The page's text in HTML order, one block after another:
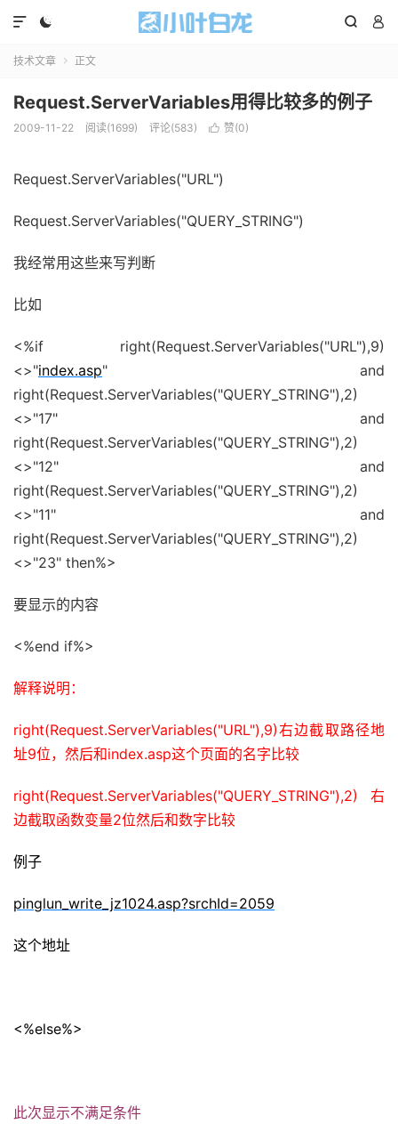
  

技术文章  正文
Request.ServerVariables用得比较多的例子
2009-11-22 阅读(1699) 评论(583)  赞(0)
Request.ServerVariables("URL")
Request.ServerVariables("QUERY_STRING")
我经常用这些来写判断
比如
<%if right(Request.ServerVariables("URL"),9)
<>"index.asp" and
right(Request.ServerVariables("QUERY_STRING"),2)
<>"17" and
right(Request.ServerVariables("QUERY_STRING"),2)
<>"12" and
right(Request.ServerVariables("QUERY_STRING"),2)
<>"11" and
right(Request.ServerVariables("QUERY_STRING"),2)
<>"23" then%>
要显示的内容
<%end if%>
解释说明：
right(Request.ServerVariables("URL"),9)右边截取路径地
址9位，然后和index.asp这个页面的名字比较
right(Request.ServerVariables("QUERY_STRING"),2)右
边截取函数变量2位然后和数字比较
例子
pinglun_write_jz1024.asp?srchId=2059
这个地址
<%else%>
此次显示不满足条件